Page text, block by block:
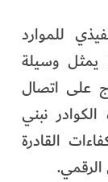
للموارد
البشرية في «دو»، إن Experience X يمثل وسيلة
على اتصال
نبني
القادرة
الرقمي.